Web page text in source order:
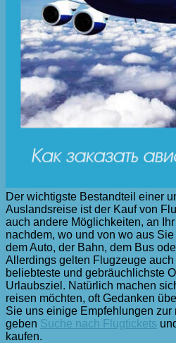
Der wichtigste Bestandteil einer
Auslandsreise ist der Kauf von
auch andere Möglichkeiten, an
nachdem, wo und von wo aus
dem Auto, der Bahn, dem Bus
Allerdings gelten Flugzeuge
beliebteste und gebräuchlichste
Urlaubsziel. Natürlich machen
reisen möchten, oft Gedanken
Sie uns einige Empfehlungen zur
geben Suche nach Flugtickets
kaufen.